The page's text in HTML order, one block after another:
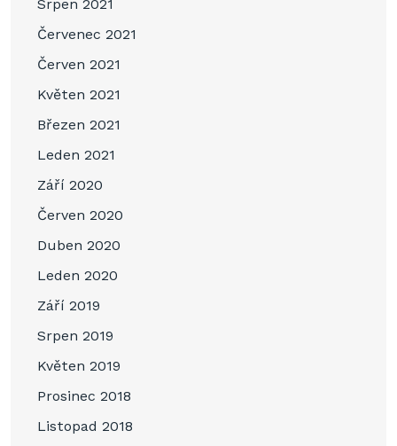
Srpen 2021
Červenec 2021
Červen 2021
Květen 2021
Březen 2021
Leden 2021
Září 2020
Červen 2020
Duben 2020
Leden 2020
Září 2019
Srpen 2019
Květen 2019
Prosinec 2018
Listopad 2018